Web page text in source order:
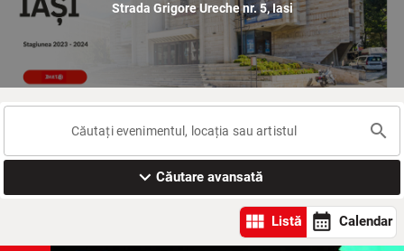
Strada Grigore Ureche nr. 5, Iasi
search
expand_moreCăutare avansată
view_module Listă calendar_month Calendar